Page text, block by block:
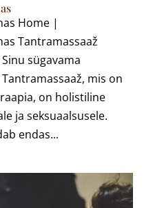
Home |
Tantramassaaž
sügavama
mis on
on holistiline
ja seksuaalsusele.
endas...